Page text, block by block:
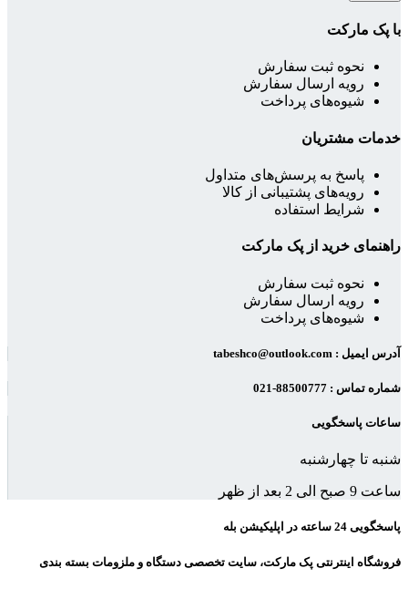
با پک مارکت
نحوه ثبت سفارش
رویه ارسال سفارش
شیوه‌های پرداخت
خدمات مشتریان
پاسخ به پرسش‌های متداول
رویه‌های پشتیبانی از کالا
شرایط استفاده
راهنمای خرید از پک مارکت
نحوه ثبت سفارش
رویه ارسال سفارش
شیوه‌های پرداخت
آدرس ایمیل : tabeshco@outlook.com
شماره تماس : 88500777-021
ساعات پاسخگویی
شنبه تا چهارشنبه
ساعت 9 صبح الی 2 بعد از ظهر
پاسخگویی 24 ساعته در اپلیکیشن بله
فروشگاه اینترنتی پک مارکت، سایت تخصصی دستگاه و ملزومات بسته بندی